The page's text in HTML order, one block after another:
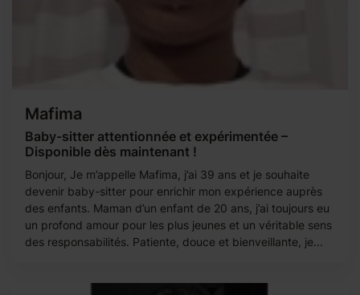
Mafima
Baby-sitter attentionnée et expérimentée –
Disponible dès maintenant !
Bonjour, Je m’appelle Mafima, j’ai 39 ans et je souhaite
devenir baby-sitter pour enrichir mon expérience auprès
des enfants. Maman d’un enfant de 20 ans, j’ai toujours eu
un profond amour pour les plus jeunes et un véritable sens
des responsabilités. Patiente, douce et bienveillante, je...